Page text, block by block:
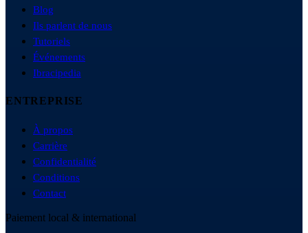
Blog
Ils parlent de nous
Tutoriels
Événements
Ibracipedia
ENTREPRISE
À propos
Carrière
Confidentialité
Conditions
Contact
Paiement local & international